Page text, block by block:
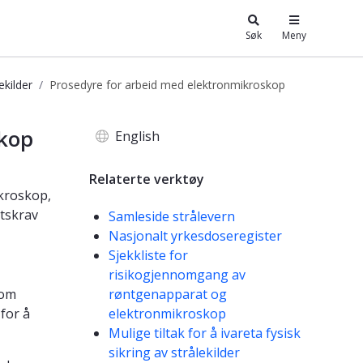
Søk Meny
Prosedyre for arbeid med elektronmikroskop
å
English
Relaterte verktøy
Samleside strålevern
Nasjonalt yrkesdoseregister
Sjekkliste for
risikogjennomgang av
røntgenapparat og
elektronmikroskop
Mulige tiltak for å ivareta fysisk
sikring av strålekilder